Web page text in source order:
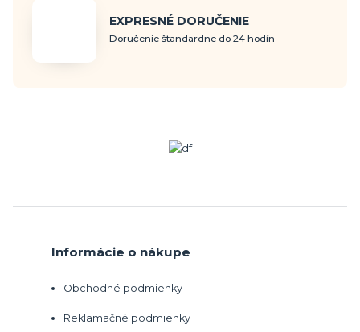
EXPRESNÉ DORUČENIE
Doručenie štandardne do 24 hodín
Informácie o nákupe
Obchodné podmienky
Reklamačné podmienky